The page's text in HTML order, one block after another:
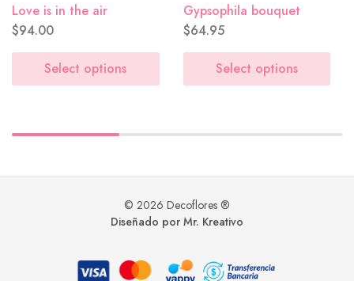
Lluvia de flores($0.00)
Tú mereces flores hoy($0.00)
Love is in the air
$94.00
Select options
Gypsophila bouquet
$64.95
Select options
© 2026 Decoflores ®
Diseñado por Mr. Kreativo